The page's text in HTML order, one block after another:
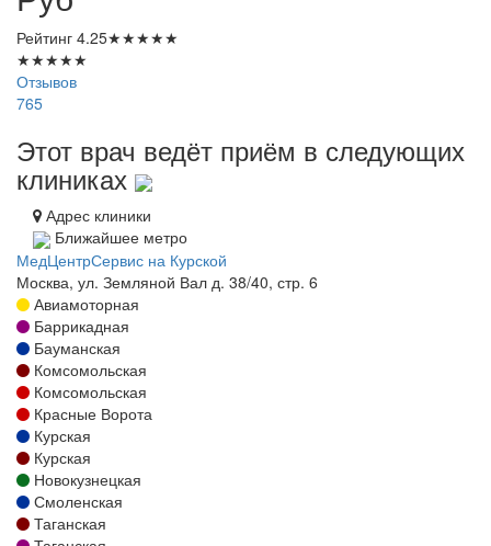
Рейтинг 4.25★★★★★
★★★★★
Отзывов
765
Этот врач ведёт приём в следующих
клиниках
Адрес клиники
Ближайшее метро
МедЦентрСервис на Курской
Москва, ул. Земляной Вал д. 38/40, стр. 6
Авиамоторная
Баррикадная
Бауманская
Комсомольская
Комсомольская
Красные Ворота
Курская
Курская
Новокузнецкая
Смоленская
Таганская